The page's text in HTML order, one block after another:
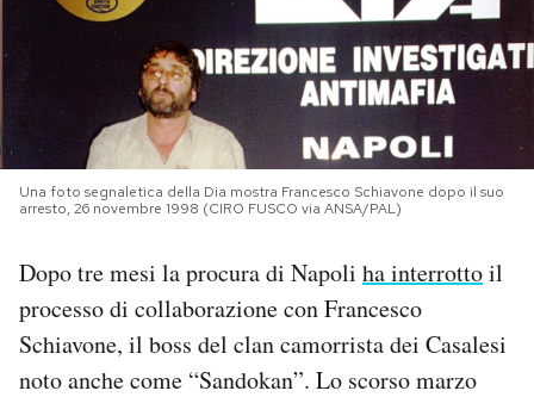
PODCAST
NEWSLETTER
I MIEI PREFERITI
CALENDARIO
Una foto segnaletica della Dia mostra Francesco Schiavone dopo il suo
arresto, 26 novembre 1998 (CIRO FUSCO via ANSA/PAL)
Dopo tre mesi la procura di Napoli ha interrottoil
processo di collaborazione con Francesco
Schiavone, il boss del clan camorrista dei Casalesi
noto anche come “Sandokan”. Lo scorso marzo